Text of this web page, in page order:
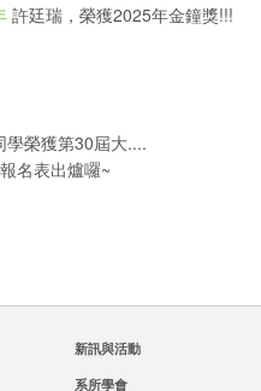
許廷瑞，榮獲2025年金鐘獎!!!
學榮獲第30屆大....
名表出爐囉~
新訊與活動
系所學會